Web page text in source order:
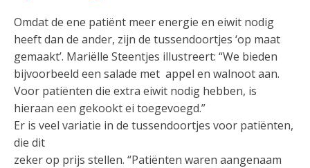
Omdat de ene patiënt meer energie en eiwit nodig
heeft dan de ander, zijn de tussendoortjes ‘op maat
gemaakt’. Mariëlle Steentjes illustreert: “We bieden
bijvoorbeeld een salade met appel en walnoot aan.
Voor patiënten die extra eiwit nodig hebben, is
hieraan een gekookt ei toegevoegd.”
Er is veel variatie in de tussendoortjes voor patiënten,
die dit
zeker op prijs stellen. “Patiënten waren aangenaam